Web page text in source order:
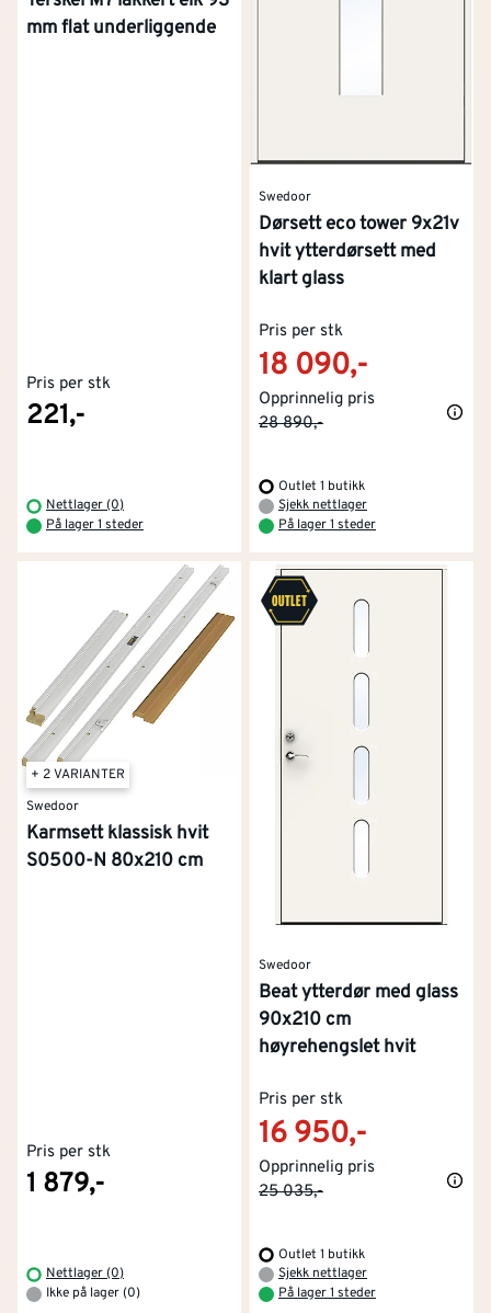
mm flat underliggende
Pris per stk
221,-
Nettlager (0)
På lager 1 steder
Swedoor
Dørsett eco tower 9x21v
hvit ytterdørsett med
klart glass
Pris per stk
18 090,-
Opprinnelig pris
28 890,-
Outlet 1 butikk
Sjekk nettlager
På lager 1 steder
+ 2 VARIANTER
Swedoor
Karmsett klassisk hvit
S0500-N 80x210 cm
Pris per stk
1 879,-
Nettlager (0)
Ikke på lager (0)
Swedoor
Beat ytterdør med glass
90x210 cm
høyrehengslet hvit
Pris per stk
16 950,-
Opprinnelig pris
25 035,-
Outlet 1 butikk
Sjekk nettlager
På lager 1 steder